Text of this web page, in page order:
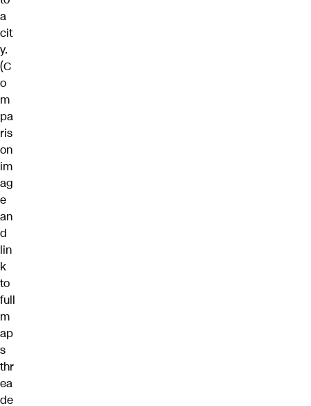
a
cit
y.
(C
o
m
pa
ris
on
im
ag
e
an
d
lin
k
to
full
m
ap
s
thr
ea
de